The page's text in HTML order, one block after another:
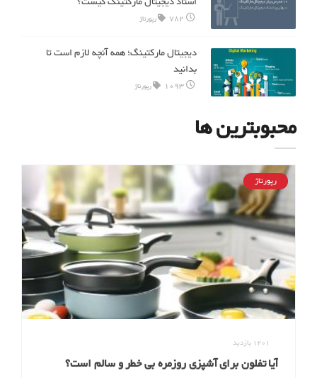
782 رپورتاژ
دیجیتال مارکتینگ؛ همه آنچه لازم است تا
بدانید
1093 رپورتاژ
محبوبترین ها
رپورتاژ
1201 بازدید
آیا تفلون برای آشپزی روزمره بی خطر و سالم است؟